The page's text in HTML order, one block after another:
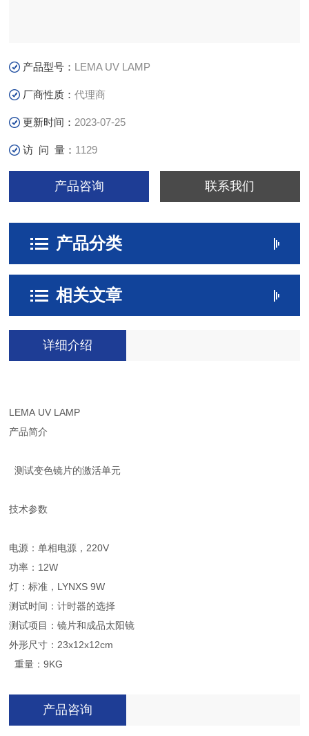
产品型号： LEMA UV LAMP
厂商性质：代理商
更新时间： 2023-07-25
访 问 量： 1129
产品咨询 联系我们
产品分类
相关文章
详细介绍
LEMA UV LAMP
产品简介
测试变色镜片的激活单元
技术参数
电源：单相电源，220V
功率：12W
灯：标准，LYNXS 9W
测试时间：计时器的选择
测试项目：镜片和成品太阳镜
外形尺寸：23x12x12cm
重量：9KG
产品咨询